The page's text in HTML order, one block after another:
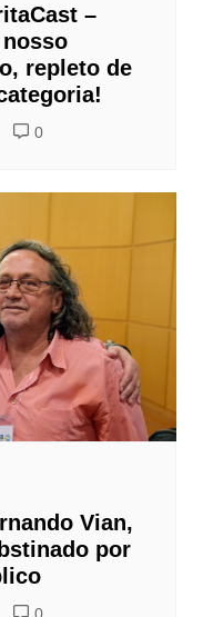
–
repleto de
0
Vian,
por